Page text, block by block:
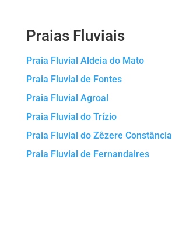
Praias Fluviais
Praia Fluvial Aldeia do Mato
Praia Fluvial de Fontes
Praia Fluvial Agroal
Praia Fluvial do Trízio
Praia Fluvial do Zêzere Constância
Praia Fluvial de Fernandaires